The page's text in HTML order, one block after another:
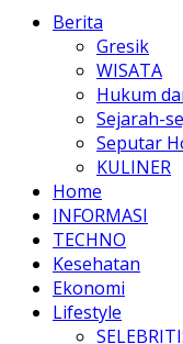
Berita
Gresik
WISATA
Hukum
Sejarah-
Seputar
KULINER
Home
INFORMASI
TECHNO
Kesehatan
Ekonomi
Lifestyle